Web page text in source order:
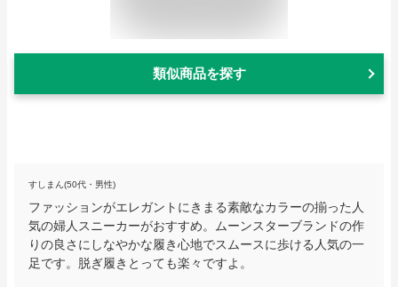
類似商品を探す
すしまん(50代・男性)
ファッションがエレガントにきまる素敵なカラーの揃った人
気の婦人スニーカーがおすすめ。ムーンスターブランドの作
りの良さにしなやかな履き心地でスムースに歩ける人気の一
足です。脱ぎ履きとっても楽々ですよ。